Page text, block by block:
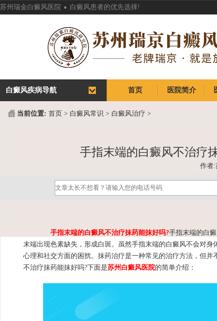
苏州瑞金白癜风医院 . 白癜风患者的优先选择!
首页
首页
医院简介
白癜风疾病导航
当前位置: 首页 > 白癜风常识 > 白癜风治疗 >
手指末端的白癜风不治疗
作者:
手指末端的白癜风不治疗抹药能抹好吗?手指末端的白
末端出现色素缺失，形成白斑。虽然手指末端的白癜风不会对身
心理和社交方面的困扰。抹药治疗是一种常见的治疗方法，但并
不治疗抹药能抹好吗?下面是苏州白癜风医院的简单介绍：